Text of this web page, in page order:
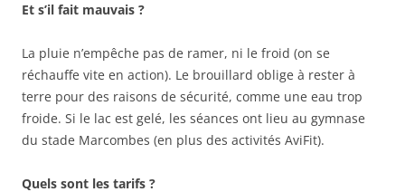
Et s’il fait mauvais ?
La pluie n’empêche pas de ramer, ni le froid (on se
réchauffe vite en action). Le brouillard oblige à rester à
terre pour des raisons de sécurité, comme une eau trop
froide. Si le lac est gelé, les séances ont lieu au gymnase
du stade Marcombes (en plus des activités AviFit).
Quels sont les tarifs ?